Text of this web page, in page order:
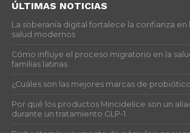
ÚLTIMAS NOTICIAS
La soberanía digital fortalece la confianza en
salud modernos
Cómo influye el proceso migratorio en la
familias latinas
¿Cuáles son las mejores marcas de
Por qué los productos Mincidelice son un
durante un tratamiento GLP-1